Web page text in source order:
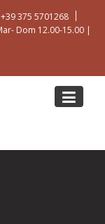
375 5701268
Dom 12.00-15.00 |